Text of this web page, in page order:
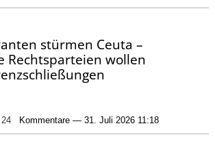
stürmen Ceuta –
Rechtsparteien wollen
24 Kommentare — 31. Juli 2026 11:18